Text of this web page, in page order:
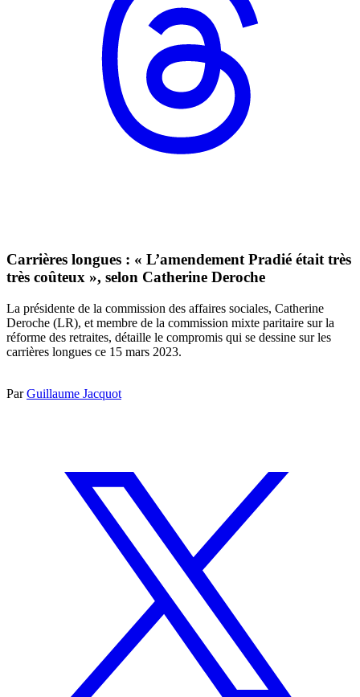
Carrières longues : « L’amendement Pradié était très
très coûteux », selon Catherine Deroche
La présidente de la commission des affaires sociales, Catherine
Deroche (LR), et membre de la commission mixte paritaire sur la
réforme des retraites, détaille le compromis qui se dessine sur les
carrières longues ce 15 mars 2023.
ParGuillaume Jacquot